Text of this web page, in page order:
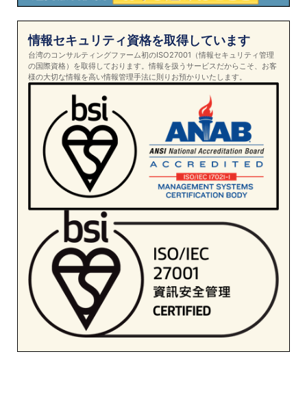
情報セキュリティ資格を取得しています
台湾のコンサルティングファーム初のISO27001（情報セキュリティ管理
の国際資格）を取得しております。情報を扱うサービスだからこそ、お客
様の大切な情報を高い情報管理手法に則りお預かりいたします。